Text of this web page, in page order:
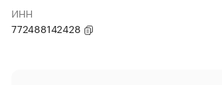
ИНН
772488142428